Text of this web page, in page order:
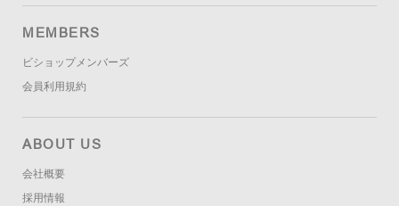
MEMBERS
ビショップメンバーズ
会員利用規約
ABOUT US
会社概要
採用情報